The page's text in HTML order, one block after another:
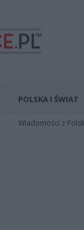
POLSKA I ŚWIAT
Wiadomości z